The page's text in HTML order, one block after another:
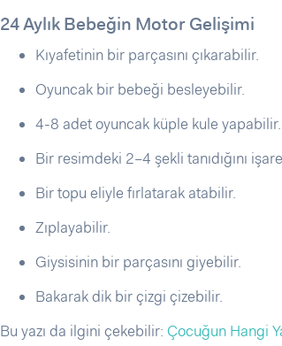
24 Aylık Bebeğin Motor Gelişimi
Kıyafetinin bir parçasını çıkarabilir.
Oyuncak bir bebeği besleyebilir.
4-8 adet oyuncak küple kule yapabilir.
Bir resimdeki 2–4 şekli tanıdığını
Bir topu eliyle fırlatarak atabilir.
Zıplayabilir.
Giysisinin bir parçasını giyebilir.
Bakarak dik bir çizgi çizebilir.
Bu yazı da ilgini çekebilir:Çocuğun Hangi